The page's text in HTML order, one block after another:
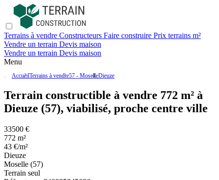
Terrains à vendre Constructeurs Faire construire Prix terrains m²
Vendre un terrain Devis maison
Vendre un terrain Devis maison
Menu
AccueilTerrains à vendre57 - MoselleDieuze
Terrain constructible à vendre 772 m² à
Dieuze (57), viabilisé, proche centre ville
33500 €
772 m²
43 €/m²
Dieuze
Moselle (57)
Terrain seul